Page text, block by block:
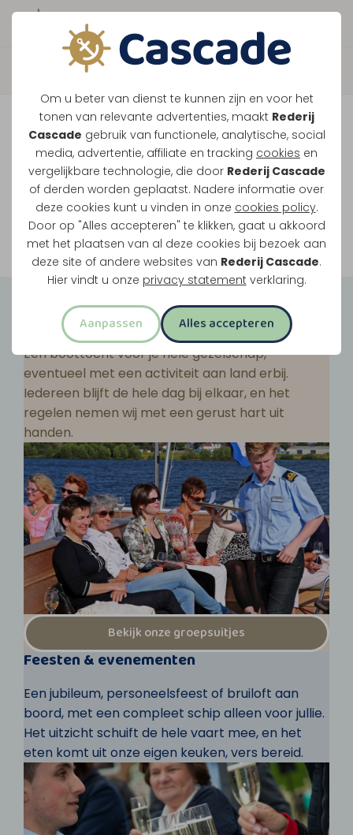
Om u beter van dienst te kunnen zijn en voor het
tonen van relevante advertenties, maakt Rederij
Cascade gebruik van functionele, analytische, social
media, advertentie, affiliate en tracking cookies en
vergelijkbare technologie, die door Rederij Cascade
of derden worden geplaatst. Nadere informatie over
deze cookies kunt u vinden in onze cookies policy.
Door op "Alles accepteren" te klikken, gaat u akkoord
met het plaatsen van al deze cookies bij bezoek aan
deze site of andere websites van Rederij Cascade.
Hier vindt u onze privacy statement verklaring.
Aanpassen Alles accepteren
Boek direct je vaart
Vaar je mee over de
Maasplassen?
Ondanks de lage waterstanden gaan
onze vaarten gewoon door.
Bekijk onze rondvaarten
Groepsuitjes
Een boottocht voor je hele gezelschap,
eventueel met een activiteit aan land erbij.
Iedereen blijft de hele dag bij elkaar, en het
regelen nemen wij met een gerust hart uit
handen.
Bekijk onze groepsuitjes
Feesten & evenementen
Een jubileum, personeelsfeest of bruiloft aan
boord, met een compleet schip alleen voor jullie.
Het uitzicht schuift de hele vaart mee, en het
eten komt uit onze eigen keuken, vers bereid.